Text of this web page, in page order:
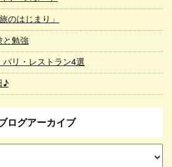
のはじまり」
と勉強
リ・レストラン4選
♪
ログアーカイブ